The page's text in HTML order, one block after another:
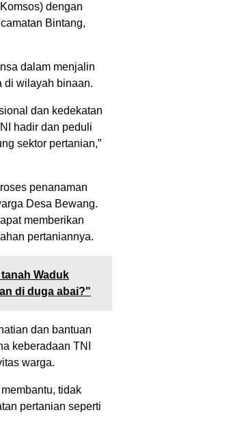
dengan
Bintang,
dalam menjalin
di wilayah binaan.
dan kedekatan
hadir dan peduli
sektor pertanian,”
penanaman
Desa Bewang.
memberikan
pertaniannya.
Waduk
di duga abai?"
dan bantuan
keberadaan TNI
warga.
tidak
pertanian seperti